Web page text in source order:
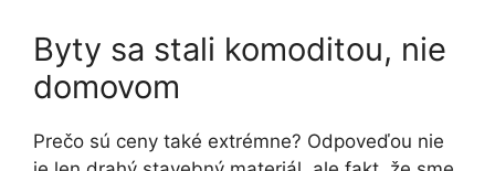
Byty sa stali komoditou, nie
domovom
Prečo sú ceny také extrémne? Odpoveďou nie